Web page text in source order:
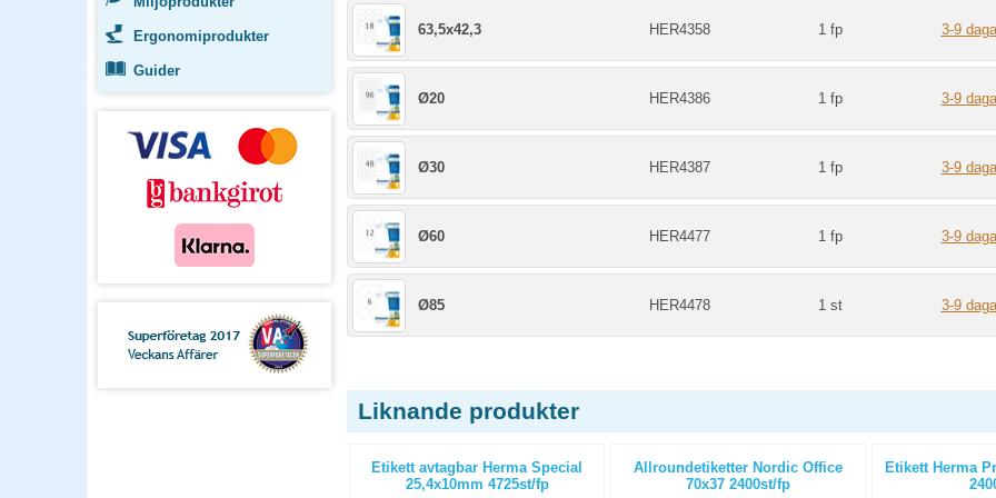
Ergonomiprodukter
Guider
63,5x42,3 HER4358 1 fp 3-9
Ø20 HER4386 1 fp 3-9
Ø30 HER4387 1 fp 3-9
Ø60 HER4477 1 fp 3-9
Ø85 HER4478 1 st 3-9
Liknande produkter
Etikett avtagbar Herma Special
25,4x10mm 4725st/fp
Allroundetiketter Nordic Office
70x37 2400st/fp
Etikett Herma